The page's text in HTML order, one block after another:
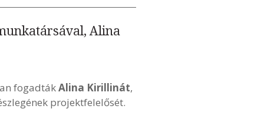
Alina
fogadtákAlina Kirillinát,
projektfelelősét.